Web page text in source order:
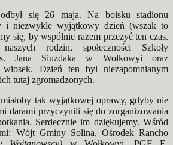
się 26 maja. Na boisku stadionu
i niezwykle wyjątkowy dzień (wszak to
się, by wspólnie razem przeżyć ten czas.
rodzin, społeczności Szkoły
Jana Siuzdaka w Wołkowyi oraz
wiosek. Dzień ten był niezapomnianym
tutaj zgromadzonych.
tak wyjątkowej oprawy, gdyby nie
darami przyczynili się do zorganizowania
Serdecznie im dziękujemy. Wśród
Wójt Gminy Solina, Ośrodek Rancho